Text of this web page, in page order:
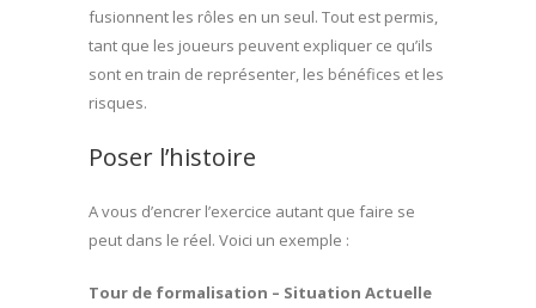
fusionnent les rôles en un seul. Tout est permis,
tant que les joueurs peuvent expliquer ce qu’ils
sont en train de représenter, les bénéfices et les
risques.
Poser l’histoire
A vous d’encrer l’exercice autant que faire se
peut dans le réel. Voici un exemple :
Tour de formalisation – Situation Actuelle